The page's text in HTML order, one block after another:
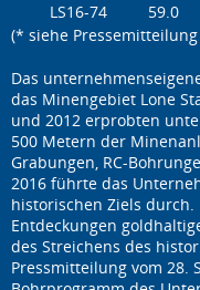
LS16-74
59.0
(* siehe
Das
das Minengebiet Lone
und 2012 erprobten
500 Metern der
Grabungen, RC-
2016 führte das
historischen Ziels
Entdeckungen
des Streichens des
Pressmitteilung vom 28.